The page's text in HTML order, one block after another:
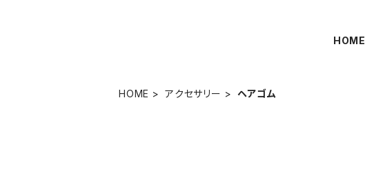
HOME
HOME アクセサリー ヘアゴム